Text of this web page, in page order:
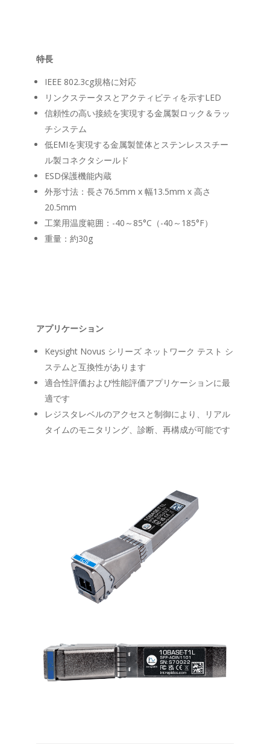
特長
IEEE 802.3cg規格に対応
リンクステータスとアクティビティを示すLED
信頼性の高い接続を実現する金属製ロック＆ラッ
チシステム
低EMIを実現する金属製筐体とステンレススチー
ル製コネクタシールド
ESD保護機能内蔵
外形寸法：長さ76.5mm x 幅13.5mm x 高さ
20.5mm
工業用温度範囲：-40～85°C（-40～185°F）
重量：約30g
アプリケーション
Keysight Novus シリーズ ネットワーク テスト シ
ステムと互換性があります
適合性評価および性能評価アプリケーションに最
適です
レジスタレベルのアクセスと制御により、リアル
タイムのモニタリング、診断、再構成が可能です